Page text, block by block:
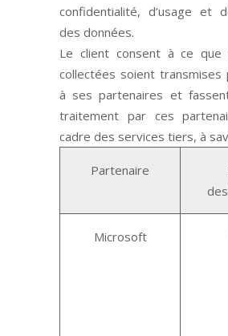
confidentialité, d’usage et
des données.
Le client consent à ce que
collectées soient transmises
à ses partenaires et fassent
traitement par ces
cadre des services tiers, à
Partenaire
Microsoft